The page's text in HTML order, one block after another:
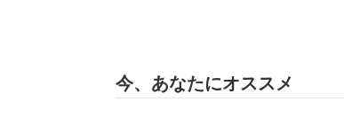
今、あなたにオススメ